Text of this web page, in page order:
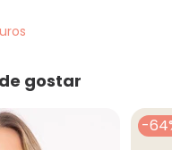
gostar
-